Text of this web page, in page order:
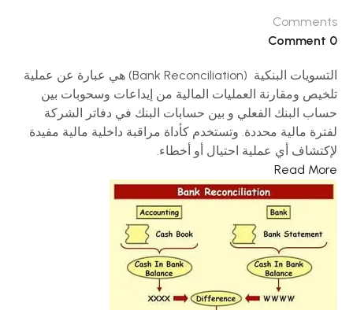
Comments
0 Comment
التسويات البنكية (Bank Reconciliation) هي عبارة عن عملية
تلخيص ومقارنة العمليات المالية من إيداعات وسحوبات بين
حساب البنك الفعلي و بين حسابات البنك في دفاتر الشركة
لفترة مالية محددة. وتستخدم كأداة مراقبة داخلية مالية مفيدة
لإكتشاف أي عملية احتيال أو أخطاء.
Read More